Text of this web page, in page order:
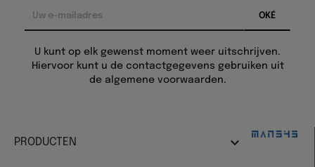
U kunt op elk gewenst moment weer uitschrijven.
Hiervoor kunt u de contactgegevens gebruiken uit
de algemene voorwaarden.
PRODUCTEN 